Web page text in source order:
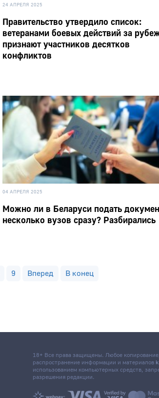
24 АПРЕЛЯ 2025
Правительство утвердило список:
ветеранами боевых действий за
признают участников десятков
конфликтов
04 АПРЕЛЯ 2025
Можно ли в Беларуси подать
несколько вузов сразу? Разбирались
9 Вперед В конец
18+ Все права защищены. Любое
распространение информации и материалов
использованием компьютерных средств,
разрешения редакции.